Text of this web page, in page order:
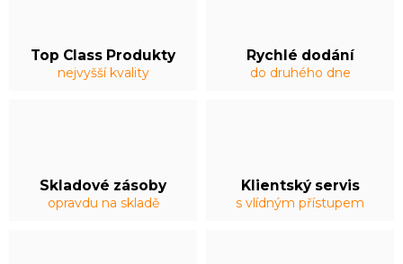
Top Class Produkty
nejvyšší kvality
Rychlé dodání
do druhého dne
Skladové zásoby
opravdu na skladě
Klientský servis
s vlídným přístupem